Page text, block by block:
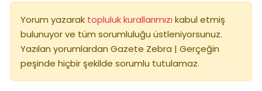
Yorum yazarak topluluk kurallarımızı kabul etmiş
bulunuyor ve tüm sorumluluğu üstleniyorsunuz.
Yazılan yorumlardan Gazete Zebra | Gerçeğin
peşinde hiçbir şekilde sorumlu tutulamaz.